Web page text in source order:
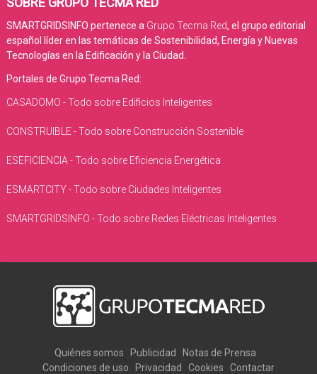
SMARTGRIDSINFO pertenece a Grupo Tecma Red, el grupo editorial
español líder en las temáticas de Sostenibilidad, Energía y Nuevas
Tecnologías en la Edificación y la Ciudad.
Portales de Grupo Tecma Red:
CASADOMO - Todo sobre Edificios Inteligentes
CONSTRUIBLE - Todo sobre Construcción Sostenible
ESEFICIENCIA - Todo sobre Eficiencia Energética
ESMARTCITY - Todo sobre Ciudades Inteligentes
SMARTGRIDSINFO - Todo sobre Redes Eléctricas Inteligentes
Quiénes somos Publicidad
Notas de Prensa
Condiciones de uso
Privacidad Cookies Contactar